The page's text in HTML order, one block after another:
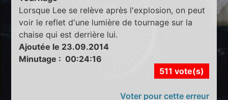
Lorsque Lee se relève après l'explosion, on peut
voir le reflet d'une lumière de tournage sur la
chaise qui est derrière lui.
Ajoutée le 23.09.2014
Minutage : 00:24:16
511 vote(s)
Voter pour cette erreur